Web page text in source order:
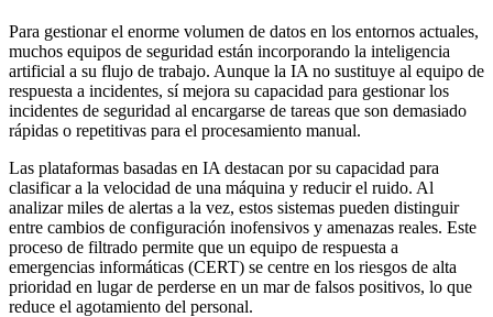
Para gestionar el enorme volumen de datos en los entornos actuales,
muchos equipos de seguridad están incorporando la inteligencia
artificial a su flujo de trabajo. Aunque la IA no sustituye al equipo de
respuesta a incidentes, sí mejora su capacidad para gestionar los
incidentes de seguridad al encargarse de tareas que son demasiado
rápidas o repetitivas para el procesamiento manual.
Las plataformas basadas en IA destacan por su capacidad para
clasificar a la velocidad de una máquina y reducir el ruido. Al
analizar miles de alertas a la vez, estos sistemas pueden distinguir
entre cambios de configuración inofensivos y amenazas reales. Este
proceso de filtrado permite que un equipo de respuesta a
emergencias informáticas (CERT) se centre en los riesgos de alta
prioridad en lugar de perderse en un mar de falsos positivos, lo que
reduce el agotamiento del personal.